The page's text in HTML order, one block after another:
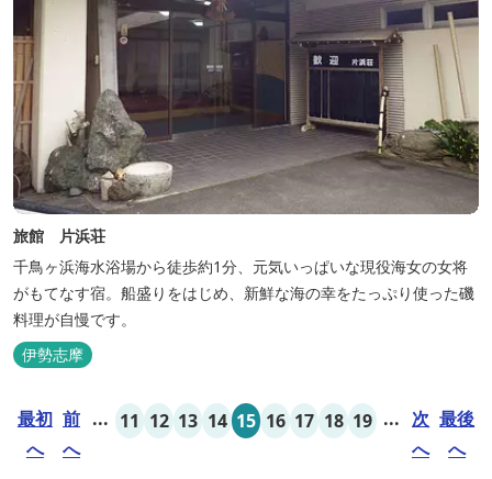
旅館 片浜荘
千鳥ヶ浜海水浴場から徒歩約1分、元気いっぱいな現役海女の女将
がもてなす宿。船盛りをはじめ、新鮮な海の幸をたっぷり使った磯
料理が自慢です。
伊勢志摩
最初
へ
前
へ
... 11 12 13 14 15 16 17 18 19 ... 次
へ
最後
へ